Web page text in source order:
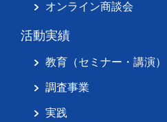
オンライン商談会
活動実績
教育（セミナー・講演）
調査事業
実践